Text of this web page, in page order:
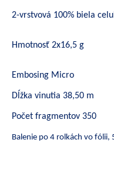
2-vrstvová 100% biela
Hmotnosť 2x16,5 g
Embosing Micro
Dĺžka vinutia 38,50 m
Počet fragmentov 350
Balenie po 4 rolkách vo